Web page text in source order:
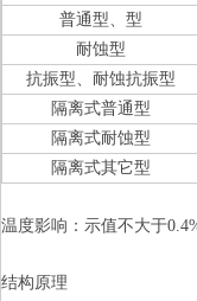
普通型、型
耐蚀型
抗振型、耐蚀抗振型
隔离式普通型
隔离式耐蚀型
隔离式其它型
温度影响：示值不大于
结构原理